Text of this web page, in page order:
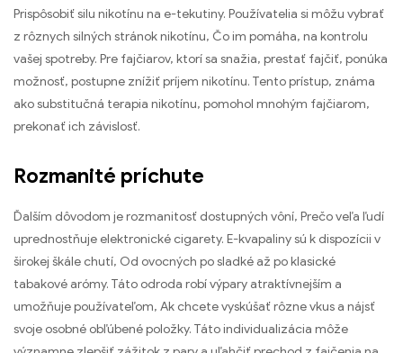
Prispôsobiť silu nikotínu na e-tekutiny. Používatelia si môžu vybrať
z rôznych silných stránok nikotínu, Čo im pomáha, na kontrolu
vašej spotreby. Pre fajčiarov, ktorí sa snažia, prestať fajčiť, ponúka
možnosť, postupne znížiť príjem nikotínu. Tento prístup, známa
ako substitučná terapia nikotínu, pomohol mnohým fajčiarom,
prekonať ich závislosť.
Rozmanité príchute
Ďalším dôvodom je rozmanitosť dostupných vôní, Prečo veľa ľudí
uprednostňuje elektronické cigarety. E-kvapaliny sú k dispozícii v
širokej škále chutí, Od ovocných po sladké až po klasické
tabakové arómy. Táto odroda robí výpary atraktívnejším a
umožňuje používateľom, Ak chcete vyskúšať rôzne vkus a nájsť
svoje osobné obľúbené položky. Táto individualizácia môže